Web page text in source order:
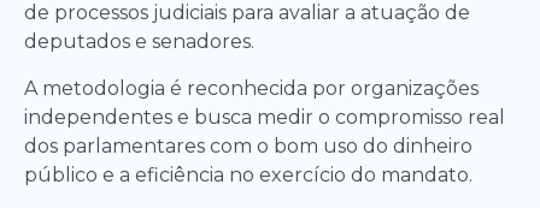
de processos judiciais para avaliar a atuação de
deputados e senadores.
A metodologia é reconhecida por organizações
independentes e busca medir o compromisso real
dos parlamentares com o bom uso do dinheiro
público e a eficiência no exercício do mandato.